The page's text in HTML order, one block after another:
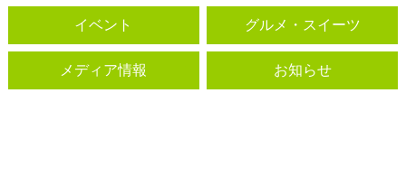
イベント グルメ・スイーツ
メディア情報 お知らせ